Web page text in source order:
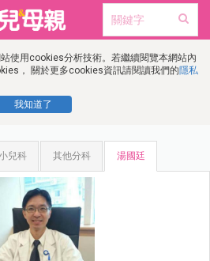
使用cookies分析技術。若繼續閱覽本網站內
， 關於更多cookies資訊請閱讀我們的隱私
我知道了
兒科 其他分科 湯國廷